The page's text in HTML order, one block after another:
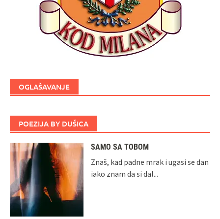
OGLAŠAVANJE
POEZIJA BY DUŠICA
SAMO SA TOBOM
Znaš, kad padne mrak i ugasi se dan
iako znam da si dal...